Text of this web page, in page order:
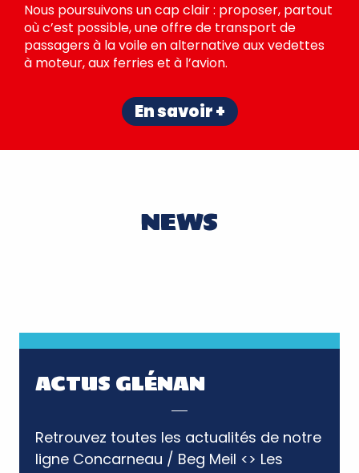
Nous poursuivons un cap clair : proposer, partout
où c’est possible, une offre de transport de
passagers à la voile en alternative aux vedettes
à moteur, aux ferries et à l’avion.
En savoir +
NEWS
Lire la suite
ACTUS GLÉNAN
Retrouvez toutes les actualités de notre
ligne Concarneau / Beg Meil <> Les